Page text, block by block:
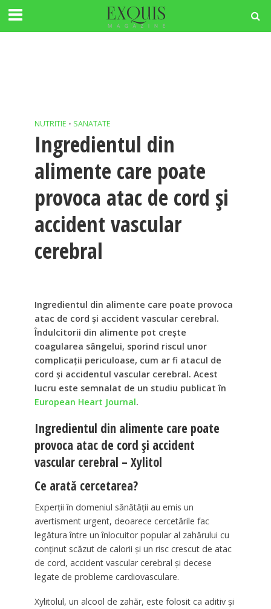
NUTRITIE • SANATATE
Ingredientul din
alimente care poate
provoca atac de cord și
accident vascular
cerebral
Ingredientul din alimente care poate provoca
atac de cord și accident vascular cerebral.
Îndulcitorii din alimente pot crește
coagularea sângelui, sporind riscul unor
complicații periculoase, cum ar fi atacul de
cord și accidentul vascular cerebral. Acest
lucru este semnalat de un studiu publicat în
European Heart Journal.
Ingredientul din alimente care poate
provoca atac de cord și accident
vascular cerebral – Xylitol
Ce arată cercetarea?
Experții în domeniul sănătății au emis un
avertisment urgent, deoarece cercetările fac
legătura între un înlocuitor popular al zahărului cu
conținut scăzut de calorii și un risc crescut de atac
de cord, accident vascular cerebral și decese
legate de probleme cardiovasculare.
Xylitolul, un alcool de zahăr, este folosit ca aditiv și